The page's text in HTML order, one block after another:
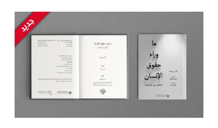
View
Larger
Image